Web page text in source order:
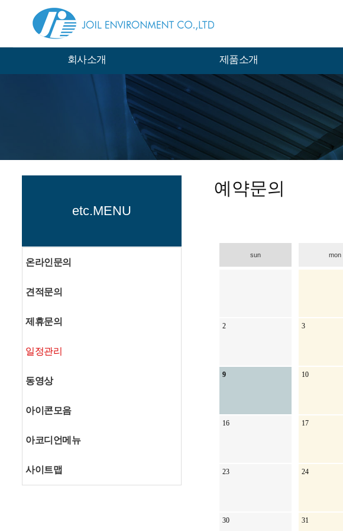
회사소개 제품소개
etc.MENU
온라인문의
견적문의
제휴문의
일정관리
동영상
아이콘모음
아코디언메뉴
사이트맵
예약문의
sun mon
2 3
9 10
16 17
23 24
30 31